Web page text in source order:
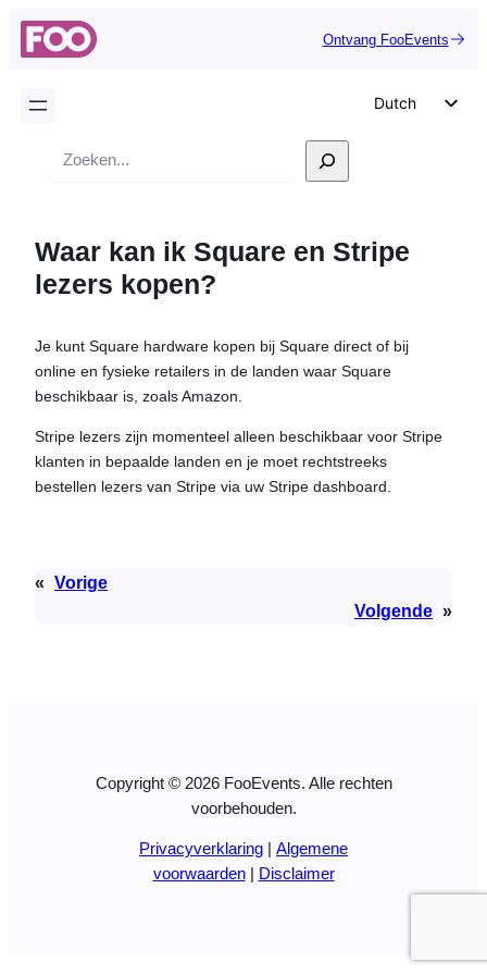
Ontvang FooEvents
Dutch
Italian
Polish
Zoek
Waar kan ik Square en Stripe
lezers kopen?
Je kunt Square hardware kopen bij Square direct of bij
online en fysieke retailers in de landen waar Square
beschikbaar is, zoals Amazon.
Stripe lezers zijn momenteel alleen beschikbaar voor Stripe
klanten in bepaalde landen en je moet rechtstreeks
bestellen lezers van Stripe via uw Stripe dashboard.
« Vorige
Volgende »
Copyright © 2026 FooEvents. Alle rechten
voorbehouden.
Privacyverklaring
Algemene
voorwaarden| Disclaimer